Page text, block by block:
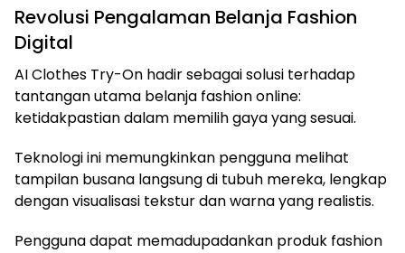
Revolusi Pengalaman Belanja Fashion
Digital
AI Clothes Try-On hadir sebagai solusi terhadap
tantangan utama belanja fashion online:
ketidakpastian dalam memilih gaya yang sesuai.
Teknologi ini memungkinkan pengguna melihat
tampilan busana langsung di tubuh mereka, lengkap
dengan visualisasi tekstur dan warna yang realistis.
Pengguna dapat memadupadankan produk fashion